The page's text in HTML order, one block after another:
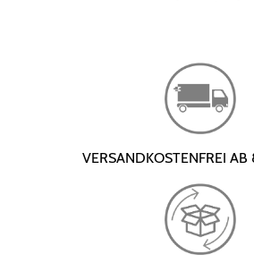
VERSANDKOSTENFREI